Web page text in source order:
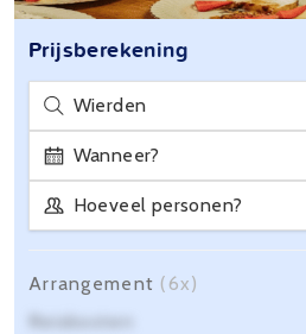
Prijsberekening
Wierden
Wanneer?
Hoeveel personen?
Arrangement (6x)
Reiskosten